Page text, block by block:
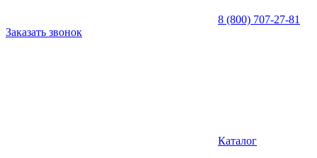
8 (800) 707-27-81
Заказать звонок
Каталог